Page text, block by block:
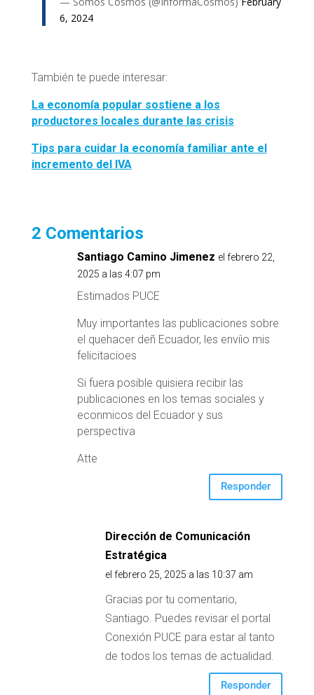
6, 2024
También te puede interesar:
La economía popular sostiene a los
productores locales durante las crisis
Tips para cuidar la economía familiar ante el
incremento del IVA
2 Comentarios
Santiago Camino Jimenez el febrero 22,
2025 a las 4:07 pm
Estimados PUCE
Muy importantes las publicaciones sobre
el quehacer deñ Ecuador, les enviìo mis
felicitacioes
Si fuera posible quisiera recibir las
publicaciones en los temas sociales y
econmicos del Ecuador y sus
perspectiva
Atte
Responder
Dirección de Comunicación
Estratégica
el febrero 25, 2025 a las 10:37 am
Gracias por tu comentario,
Santiago. Puedes revisar el portal
Conexión PUCE para estar al tanto
de todos los temas de actualidad.
Responder